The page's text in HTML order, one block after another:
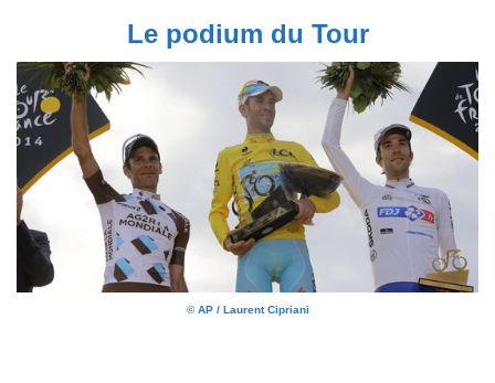
Le podium du Tour
© AP / Laurent Cipriani